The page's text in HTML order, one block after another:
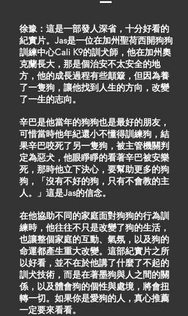
徐豫：這是一部發人深省，十分好看的
紀實片。Jas是一位在加州聖荷西開狗狗
訓練中心Cali K9的訓犬師，他在加州奧
克蘭長大，那是個治安不太安全的地
方，他的成長過程有些顛簸，但因為養
了一隻狗，讓他找到人生的方向，改變
了一生的志向。
辛巴是他當年的狗狗也是最好的朋友，
可惜當時他年紀還小不懂得訓練狗，結
果辛巴咬死了另一隻狗，被主管機關判
定為惡犬，他眼睜睜的看著辛巴被安樂
死，那時他立下決心，要幫助更多的狗
狗，「沒有不好的狗，只有不會教的主
人。」這是Jas的信念。
在他協助不同的家庭面對狗狗的行為訓
練時，他往往不只是改變了狗的生活，
也讓整個家庭的互動、氣氛，以及狗的
命運都產生重大改變。這部紀實片之所
以好看，並不在於他講了什麼了不起的
訓犬技術，而是在著墨狗與人之間的關
係，以及體會狗的個性與處境，將會扭
轉一切。 ​如果你是愛狗的人，真心推薦
一定要來看看。